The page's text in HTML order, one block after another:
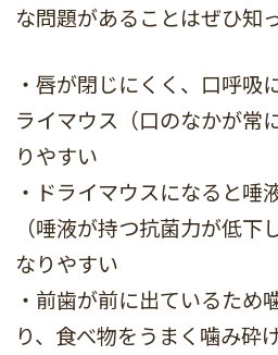
な問題があることはぜひ知
・唇が閉じにくく、口呼吸
ライマウス（口のなかが常
りやすい
・ドライマウスになると唾
（唾液が持つ抗菌力が低
なりやすい
・前歯が前に出ているため
り、食べ物をうまく噛み砕